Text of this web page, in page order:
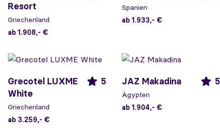
Resort
Griechenland
ab 1.908,- €
Spanien
ab 1.933,- €
Grecotel LUXME
White
5
Griechenland
ab 3.259,- €
JAZ Makadina 5
Ägypten
ab 1.904,- €